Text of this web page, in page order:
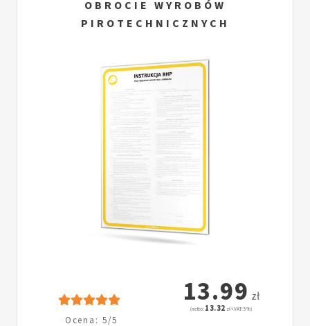
OBROCIE WYROBÓW
PIROTECHNICZNYCH
Ocena: 5/5
13.99 zł
(netto: 13.32 zł + VAT: 5%)